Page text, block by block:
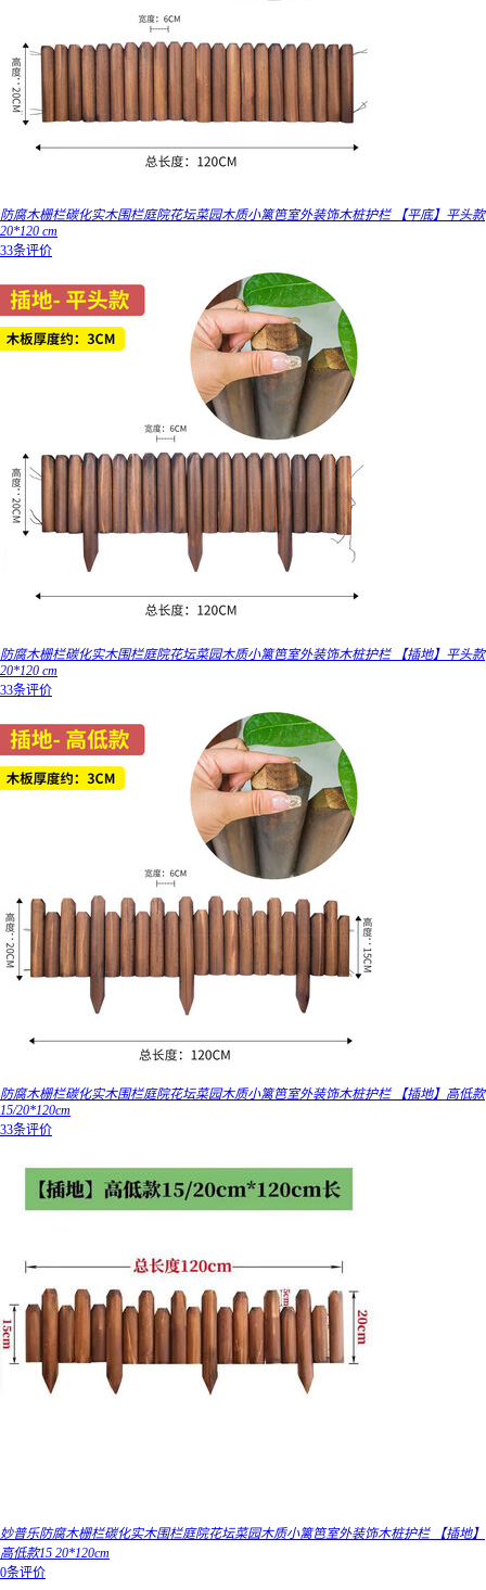
防腐木栅栏碳化实木围栏庭院花坛菜园木质小篱笆室外装饰木桩护栏 【平底】平头款
20*120 cm
33条评价
防腐木栅栏碳化实木围栏庭院花坛菜园木质小篱笆室外装饰木桩护栏 【插地】平头款
20*120 cm
33条评价
防腐木栅栏碳化实木围栏庭院花坛菜园木质小篱笆室外装饰木桩护栏 【插地】高低款
15/20*120cm
33条评价
妙普乐防腐木栅栏碳化实木围栏庭院花坛菜园木质小篱笆室外装饰木桩护栏 【插地】
高低款15 20*120cm
0条评价